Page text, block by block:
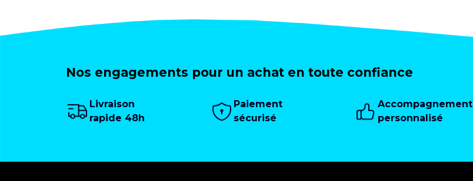
Nos engagements pour un achat en toute confiance
Livraison
rapide 48h
Paiement
sécurisé
Accompagnement
personnalisé